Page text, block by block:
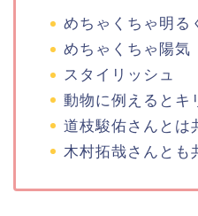
めちゃくちゃ明る
めちゃくちゃ陽気
スタイリッシュ
動物に例えるとキ
道枝駿佑さんとは
木村拓哉さんとも